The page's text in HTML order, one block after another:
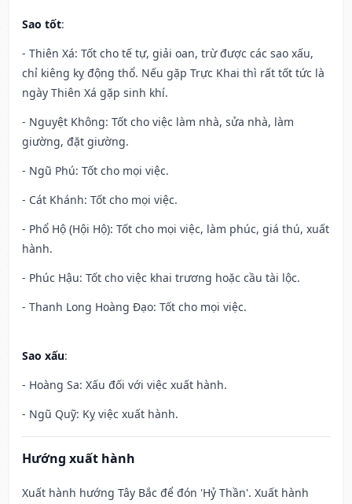
Sao tốt:
- Thiên Xá: Tốt cho tế tự, giải oan, trừ được các sao xấu,
chỉ kiêng kỵ động thổ. Nếu gặp Trực Khai thì rất tốt tức là
ngày Thiên Xá gặp sinh khí.
- Nguyệt Không: Tốt cho việc làm nhà, sửa nhà, làm
giường, đặt giường.
- Ngũ Phú: Tốt cho mọi việc.
- Cát Khánh: Tốt cho mọi việc.
- Phổ Hộ (Hội Hộ): Tốt cho mọi việc, làm phúc, giá thú, xuất
hành.
- Phúc Hậu: Tốt cho việc khai trương hoặc cầu tài lộc.
- Thanh Long Hoàng Đạo: Tốt cho mọi việc.
Sao xấu:
- Hoàng Sa: Xấu đối với việc xuất hành.
- Ngũ Quỹ: Kỵ việc xuất hành.
Hướng xuất hành
Xuất hành hướng Tây Bắc để đón 'Hỷ Thần'. Xuất hành